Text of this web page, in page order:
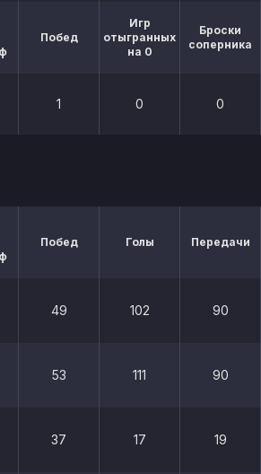
Побед
Игр
отыгранных
на 0
Броски
соперника
1 0 0
Побед Голы Передачи
49 102 90
53 111 90
37 17 19